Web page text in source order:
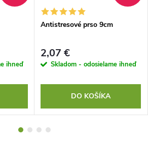
ihneď
Antistresové prso 9cm
2,07 €
Skladom - odosielame ihneď
DO KOŠÍKA